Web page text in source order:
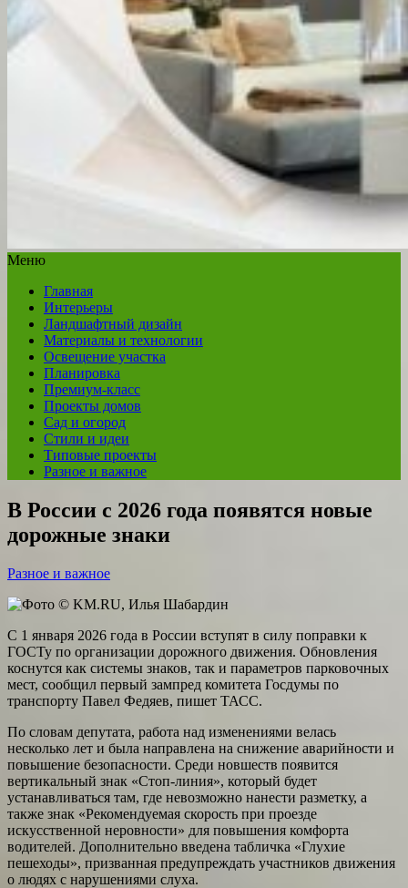
Меню
Главная
Интерьеры
Ландшафтный дизайн
Материалы и технологии
Освещение участка
Планировка
Премиум-класс
Проекты домов
Сад и огород
Стили и идеи
Типовые проекты
Разное и важное
В России с 2026 года появятся новые
дорожные знаки
Разное и важное
С 1 января 2026 года в России вступят в силу поправки к
ГОСТу по организации дорожного движения. Обновления
коснутся как системы знаков, так и параметров парковочных
мест, сообщил первый зампред комитета Госдумы по
транспорту Павел Федяев, пишет ТАСС.
По словам депутата, работа над изменениями велась
несколько лет и была направлена на снижение аварийности и
повышение безопасности. Среди новшеств появится
вертикальный знак «Стоп-линия», который будет
устанавливаться там, где невозможно нанести разметку, а
также знак «Рекомендуемая скорость при проезде
искусственной неровности» для повышения комфорта
водителей. Дополнительно введена табличка «Глухие
пешеходы», призванная предупреждать участников движения
о людях с нарушениями слуха.